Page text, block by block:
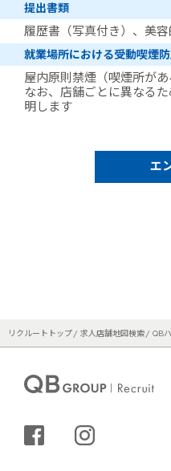
提出書類
履歴書（写真付き）、美
就業場所における受動喫煙
屋内原則禁煙（喫煙所があ
なお、店舗ごとに異なる
明します
エ
リクルートトップ 求人店舗地図検索 QB
シェアする